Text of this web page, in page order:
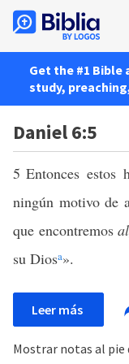
Get the #1
study,
Daniel 6:5
5 Entonces estos
ningún motivo de
que encontremos
su Diosa».
Leer más
Mostrar notas al pie